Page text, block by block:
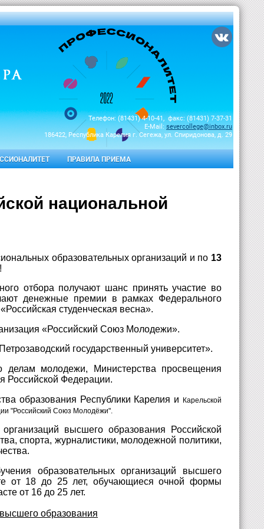
Телефон: (81431) 4-10-41, факс: (81431) 7-37-31
E-Mail: severcollege@inbox.ru
186422, Республика Карелия г. Сегежа, ул. Спиридонова, д. 29
ПРАВИЛА ПРИЕМА
национальной
образовательных организаций и по 13
отбора получают шанс принять участие во
денежные премии в рамках Федерального
студенческая весна».
«Российский Союз Молодежи».
государственный университет».
делам молодежи, Министерства просвещения
Российской Федерации.
образования Республики Карелия и Карельской
"Российский Союз Молодёжи".
высшего образования Российской
спорта, журналистики, молодежной политики,
образовательных организаций высшего
от 18 до 25 лет, обучающиеся очной формы
от 16 до 25 лет.
образования